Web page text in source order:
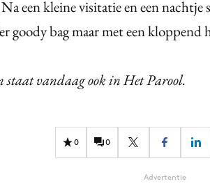
een kleine visitatie en een
goody bag maar met een kloppend
staat vandaag ook in Het Parool.
0 0
Advertentie